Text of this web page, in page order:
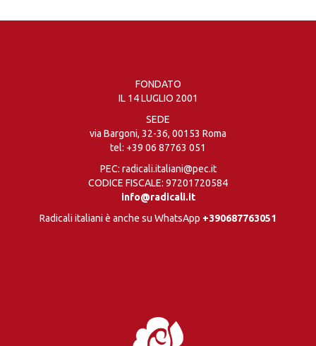
FONDATO
IL 14 LUGLIO 2001
SEDE
via Bargoni, 32-36, 00153 Roma
tel: +39 06 87763 051
PEC: radicali.italiani@pec.it
CODICE FISCALE: 97201720584
info@radicali.it
Radicali italiani è anche su WhatsApp +390687763051